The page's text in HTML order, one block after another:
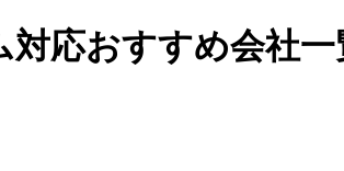
応おすすめ会社一